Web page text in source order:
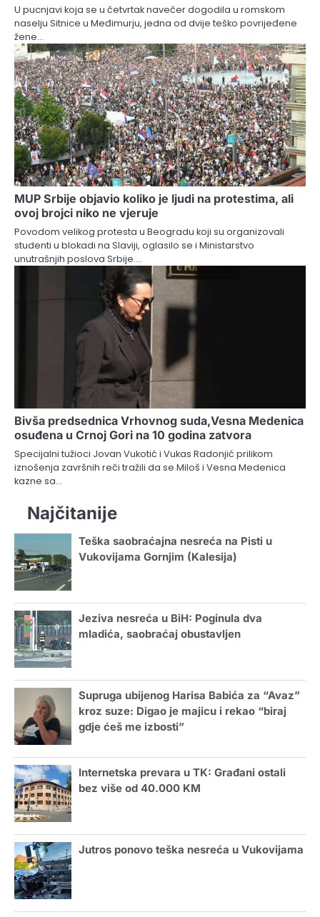
U pucnjavi koja se u četvrtak navečer dogodila u romskom
naselju Sitnice u Međimurju, jedna od dvije teško povrijeđene
žene…
MUP Srbije objavio koliko je ljudi na protestima, ali
ovoj brojci niko ne vjeruje
Povodom velikog protesta u Beogradu koji su organizovali
studenti u blokadi na Slaviji, oglasilo se i Ministarstvo
unutrašnjih poslova Srbije.…
Bivša predsednica Vrhovnog suda,Vesna Medenica
osuđena u Crnoj Gori na 10 godina zatvora
Specijalni tužioci Jovan Vukotić i Vukas Radonjić prilikom
iznošenja završnih reči tražili da se Miloš i Vesna Medenica
kazne sa…
Najčitanije
Teška saobraćajna nesreća na Pisti u
Vukovijama Gornjim (Kalesija)
Jeziva nesreća u BiH: Poginula dva
mladića, saobraćaj obustavljen
Supruga ubijenog Harisa Babića za “Avaz”
kroz suze: Digao je majicu i rekao “biraj
gdje ćeš me izbosti”
Internetska prevara u TK: Građani ostali
bez više od 40.000 KM
Jutros ponovo teška nesreća u Vukovijama